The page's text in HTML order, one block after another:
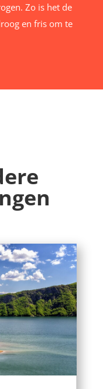
Zo is het de
en fris om te